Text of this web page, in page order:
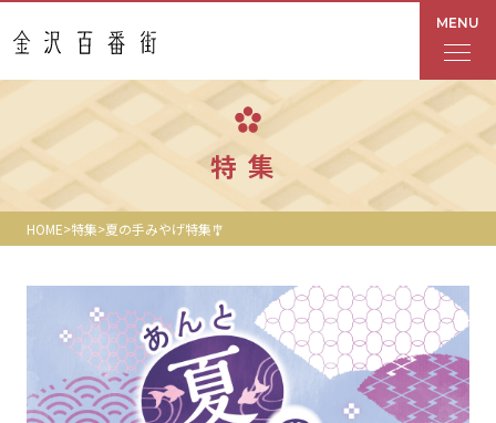
MENU
フロアガイド
あんと
Rinto
あんと西
ショップ検索
特集
HOME 特集 夏の手みやげ特集🎐